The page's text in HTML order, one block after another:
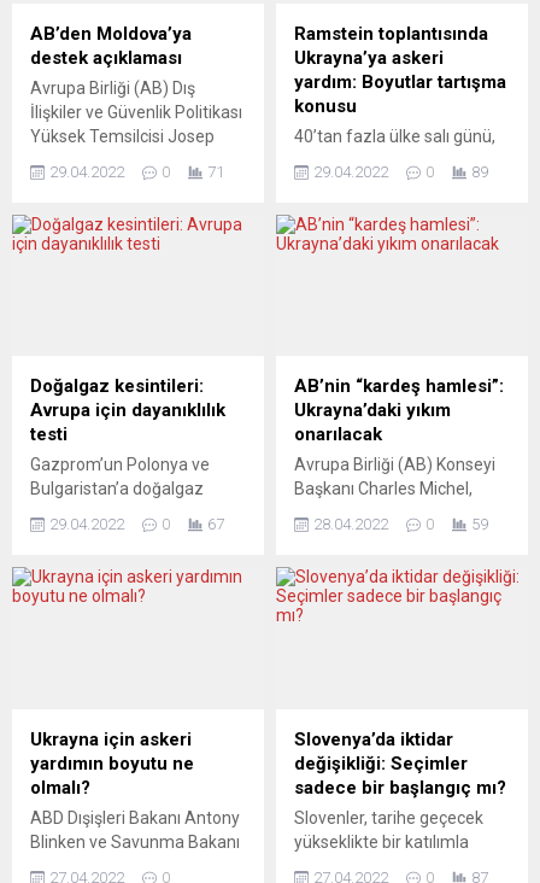
endişeler artıyor.
Yorumcular, önümüzde
duran farklı senaryoları
değerlendiriyor. DENNÍK N
(Slovakya) PUTİN ZAMAN
BASKISI ALTINDA Hitler
Almanyası’na karşı
yıldönümünde bir...
kapsamda ülkedeki
limanların Rus gemilerine
kapatılacağı, Rusya’dan
deniz yoluyla yük
yasaklanacağı belirtildi.
Limanların Rus gemilerine 7
kapatılacağı, ancak balıkçı...
AB’den Moldova’ya
destek açıklaması
Avrupa Birliği (AB) Dış
İlişkiler ve Güvenlik Politikası
Yüksek Temsilcisi Josep
Transdinyester bölgesinde
gelen olayların ülkenin
istikrarına zarar verdiğini,
kontrolündeki
Transdinyester’de meydana
gelen patlamaların ardından
günlerdeki olayların
Moldova’nın güvenliği...
29.04.2022 0 71
Ramstein toplantısında
Ukrayna’ya askeri
yardım: Boyutlar tartışma
konusu
40’tan fazla ülke salı günü,
mücadelede Ukrayna’ya
ABD’nin Ramstein Hava
Üssü’nde bir araya geldi.
duyurdu. Londra da savaş
uçakları göndermek
istediğini açıkladı. Avrupa
artırmanın mevcut savaşa
çözüm mü,...
29.04.2022 0 89
Doğalgaz kesintileri:
Avrupa için dayanıklılık
testi
Gazprom’un Polonya ve
Bulgaristan’a doğalgaz
tedarikini durdurmasının
ardından Rusya,
ödeme modeline karşı
çıkmaları halinde diğer
doğrudan rubleyle ödeme
yapan şirketlerin, AB
yaptırımlarını ihlal ettikleri
hazırlıklı olması gerektiğini
açıkça ifade etti....
29.04.2022 0 67
AB’nin “kardeş hamlesi”:
Ukrayna’daki yıkım
onarılacak
Avrupa Birliği (AB) Konseyi
Başkanı Charles Michel,
Ukrayna Devlet Başkanı
Volodimir Zelenskiy’nin
AB’dekilerle eşleştirerek
savaşın hasarını onarma
toplantısını düzenledi. İki
gün sürecek toplantının ilk
oturumuna AB
Komisyonu’nun kriz
yönetiminden sorumlu üyesi
Janez Lanercic,
Komisyonun Ukrayna
28.04.2022 0 59
Ukrayna için askeri
yardımın boyutu ne
olmalı?
ABD Dışişleri Bakanı Antony
Blinken ve Savunma Bakanı
27.04.2022
0
Slovenya’da iktidar
değişikliği: Seçimler
sadece bir başlangıç mı?
Slovenler, tarihe geçecek
yükseklikte bir katılımla
27.04.2022 0 87